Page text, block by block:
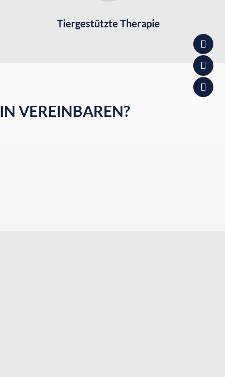
Tiergestützte Therapie
VEREINBAREN?